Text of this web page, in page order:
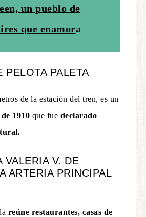
un pueblo de
que enamora
PELOTA PALETA
de la estación del tren, es un
1910 que fue declarado
VALERIA V. DE
ARTERIA PRINCIPAL
reúne restaurantes, casas de